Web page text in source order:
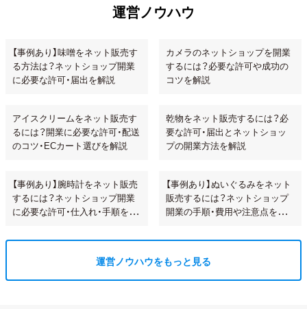
運営ノウハウ
【事例あり】味噌をネット販売す
る方法は？ネットショップ開業
に必要な許可・届出を解説
カメラのネットショップを開業
するには？必要な許可や成功の
コツを解説
アイスクリームをネット販売す
るには？開業に必要な許可・配送
のコツ・ECカート選びを解説
乾物をネット販売するには？必
要な許可・届出とネットショッ
プの開業方法を解説
【事例あり】腕時計をネット販売
するには？ネットショップ開業
に必要な許可・仕入れ・手順を解
【事例あり】ぬいぐるみをネット
販売するには？ネットショップ
開業の手順・費用や注意点を解
運営ノウハウをもっと見る